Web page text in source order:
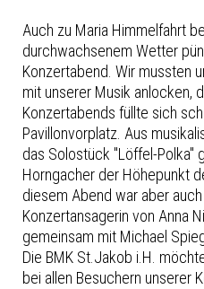
Auch zu Maria Himmelfahrt
durchwachsenem Wetter
Konzertabend. Wir mussten
mit unserer Musik anlocken,
Konzertabends füllte sich
Pavillonvorplatz. Aus
das Solostück "Löffel-Polka"
Horngacher der Höhepunkt
diesem Abend war aber
Konzertansagerin von Anna
gemeinsam mit Michael
Die BMK St.Jakob i.H.
bei allen Besuchern unserer